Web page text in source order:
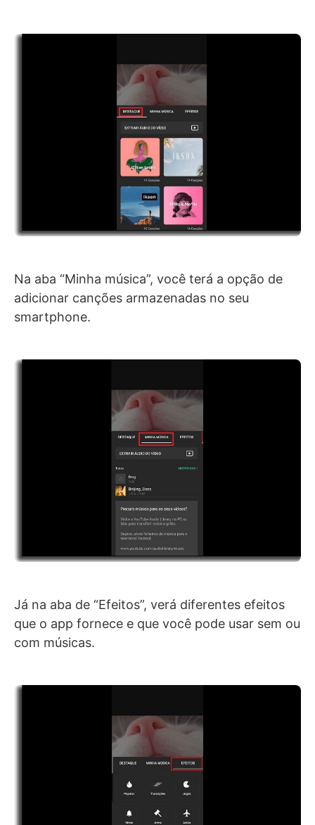
Na aba “Minha música”, você terá a opção de
adicionar canções armazenadas no seu
smartphone.
Já na aba de “Efeitos”, verá diferentes efeitos
que o app fornece e que você pode usar sem ou
com músicas.